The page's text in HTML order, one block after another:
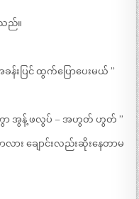
ည်။
းပြင် ထွက်ပြောပေးမယ် ”
ာ အွန့် ဖလွပ် – အဟွတ် ဟွတ် ”
ား ချောင်းလည်းဆိုးနေတာမ